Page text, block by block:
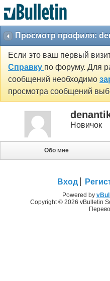
Просмотр профиля:
Если это ваш первый
Справку по форуму. Для
сообщений необходимо
просмотра сообщений
Новичок
Обо мне
Вход
Powered by
Copyright © 2026 vBulletin